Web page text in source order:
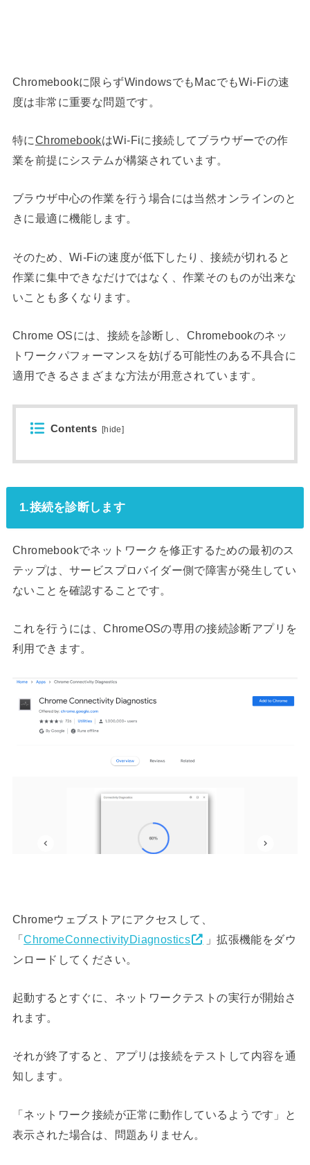
Chromebookに限らずWindowsでもMacでもWi-Fiの速
度は非常に重要な問題です。
特にChromebookはWi-Fiに接続してブラウザーでの作
業を前提にシステムが構築されています。
ブラウザ中心の作業を行う場合には当然オンラインのと
きに最適に機能します。
そのため、Wi-Fiの速度が低下したり、接続が切れると
作業に集中できなだけではなく、作業そのものが出来な
いことも多くなります。
Chrome OSには、接続を診断し、Chromebookのネッ
トワークパフォーマンスを妨げる可能性のある不具合に
適用できるさまざまな方法が用意されています。
Contents [hide]
1.接続を診断します
Chromebookでネットワークを修正するための最初のス
テップは、サービスプロバイダー側​​で障害が発生してい
ないことを確認することです。
これを行うには、ChromeOSの専用の接続診断アプリを
利用できます。
Chromeウェブストアにアクセスして、
「ChromeConnectivityDiagnostics
」拡張機能をダウ
ンロードしてください。
起動するとすぐに、ネットワークテストの実行が開始さ
れます。
それが終了すると、アプリは接続をテストして内容を通
知します。
「ネットワーク接続が正常に動作しているようです」と
表示された場合は、問題ありません。